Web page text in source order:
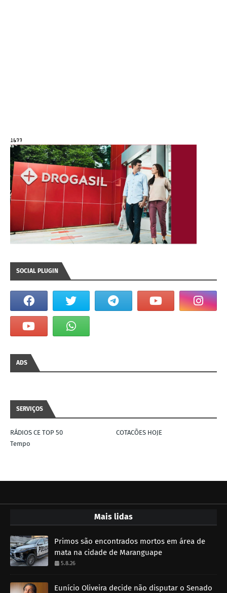
SOCIAL PLUGIN
ADS
SERVIÇOS
RÁDIOS CE TOP 50
COTACÕES HOJE
Tempo
Mais lidas
Primos são encontrados mortos em área de
mata na cidade de Maranguape
5.8.26
Eunício Oliveira decide não disputar o Senado